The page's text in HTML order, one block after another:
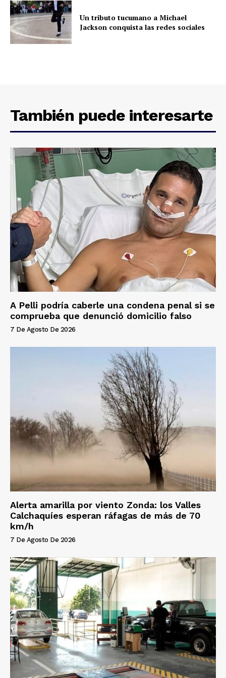
Un tributo tucumano a Michael
Jackson conquista las redes sociales
También puede interesarte
A Pelli podría caberle una condena penal si se
comprueba que denunció domicilio falso
7 De Agosto De 2026
Alerta amarilla por viento Zonda: los Valles
Calchaquíes esperan ráfagas de más de 70
km/h
7 De Agosto De 2026